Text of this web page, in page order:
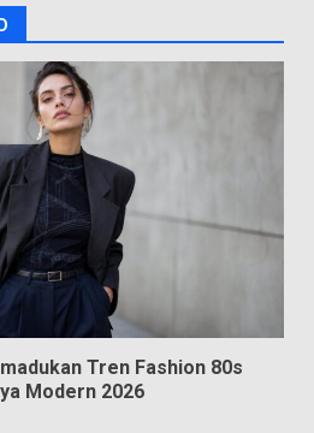
Tren Fashion 80s
Modern 2026